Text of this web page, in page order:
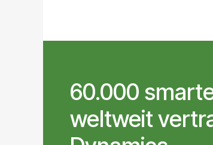
60.000
weltweit